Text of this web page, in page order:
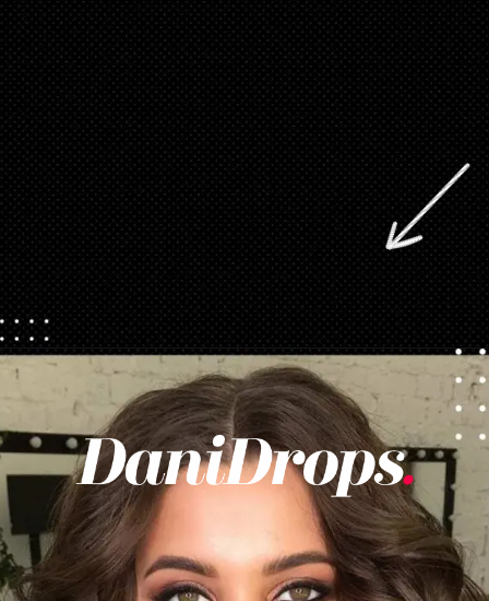
Abriendo... https://danidrops.com.br/es/categoria/pelo/